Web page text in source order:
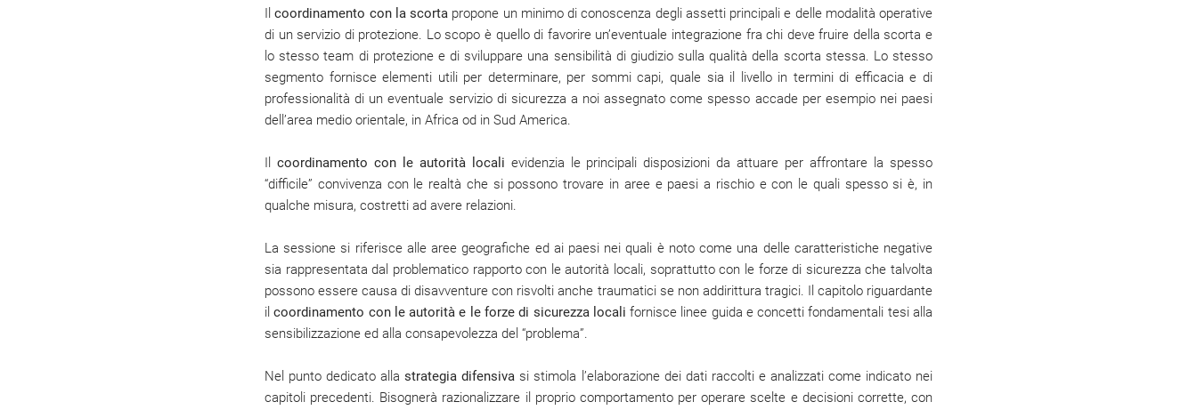
Ilcoordinamento con la scorta propone un minimo di conoscenza degli assetti principali e delle modalità operative
di un servizio di protezione. Lo scopo è quello di favorire un’eventuale integrazione fra chi deve fruire della scorta e
lo stesso team di protezione e di sviluppare una sensibilità di giudizio sulla qualità della scorta stessa. Lo stesso
segmento fornisce elementi utili per determinare, per sommi capi, quale sia il livello in termini di efficacia e di
professionalità di un eventuale servizio di sicurezza a noi assegnato come spesso accade per esempio nei paesi
dell’area medio orientale, in Africa od in Sud America.
Il coordinamento con le autorità locali evidenzia le principali disposizioni da attuare per affrontare la spesso
“difficile” convivenza con le realtà che si possono trovare in aree e paesi a rischio e con le quali spesso si è, in
qualche misura, costretti ad avere relazioni.
La sessione si riferisce alle aree geografiche ed ai paesi nei quali è noto come una delle caratteristiche negative
sia rappresentata dal problematico rapporto con le autorità locali, soprattutto con le forze di sicurezza che talvolta
possono essere causa di disavventure con risvolti anche traumatici se non addirittura tragici. Il capitolo riguardante
ilcoordinamento con le autorità e le forze di sicurezza localifornisce linee guida e concetti fondamentali tesi alla
sensibilizzazione ed alla consapevolezza del “problema”.
Nel punto dedicato allastrategia difensiva si stimola l’elaborazione dei dati raccolti e analizzati come indicato nei
capitoli precedenti. Bisognerà razionalizzare il proprio comportamento per operare scelte e decisioni corrette, con